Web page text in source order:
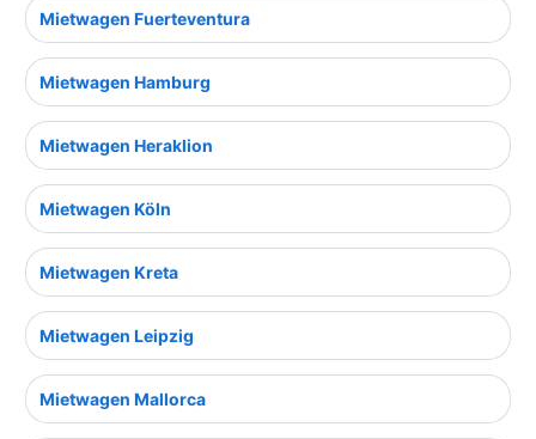
Mietwagen Fuerteventura
Mietwagen Hamburg
Mietwagen Heraklion
Mietwagen Köln
Mietwagen Kreta
Mietwagen Leipzig
Mietwagen Mallorca